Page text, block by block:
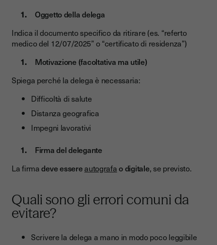
Oggetto della delega
Indica il documento specifico da ritirare (es. “referto
medico del 12/07/2025” o “certificato di residenza”)
Motivazione (facoltativa ma utile)
Spiega perché la delega è necessaria:
Difficoltà di salute
Distanza geografica
Impegni lavorativi
Firma del delegante
La firmadeve essereautografao digitale, se previsto.
Quali sono gli errori comuni da
evitare?
Scrivere la delega a mano in modo poco leggibile